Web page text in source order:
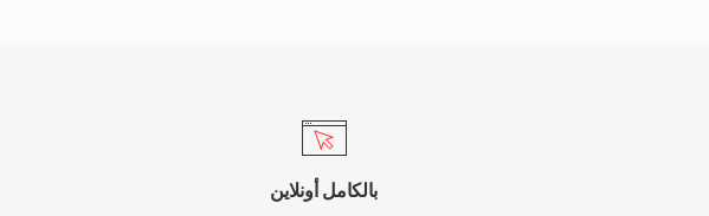
بالكامل أونلاين